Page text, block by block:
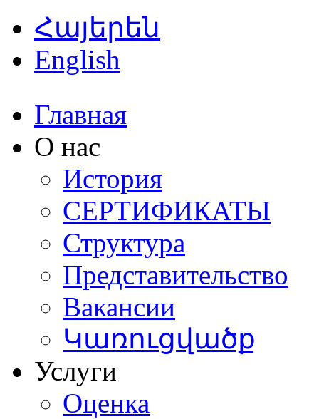
Հայերեն
English
Главная
О нас
История
СЕРТИФИКАТЫ
Структура
Представительство
Вакансии
Կառուցվածք
Услуги
Оценка